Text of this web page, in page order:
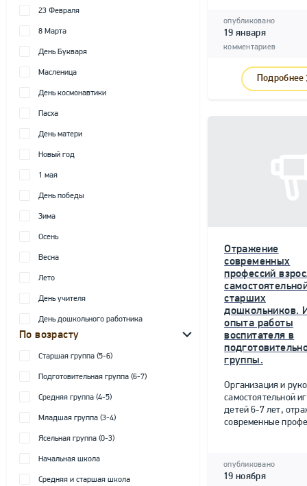
23 Февраля
8 Марта
День Букваря
Масленица
День космонавтики
Пасха
День матери
Новый год
1 мая
День победы
Зима
Осень
Весна
Лето
День учителя
День дошкольного работника
По возрасту
Старшая группа (5-6)
Подготовительная группа (6-7)
Средняя группа (4-5)
Младшая группа (3-4)
Ясельная группа (0-3)
Начальная школа
Средняя и старшая школа
опубликовано
19 января
комментариев
Подробнее
Отражение
современных
профессий
старших
дошкольников.
опыта работы
воспитателя в
группы.
Организация и
самостоятельной
детей 6-7 лет,
современные
опубликовано
19 ноября